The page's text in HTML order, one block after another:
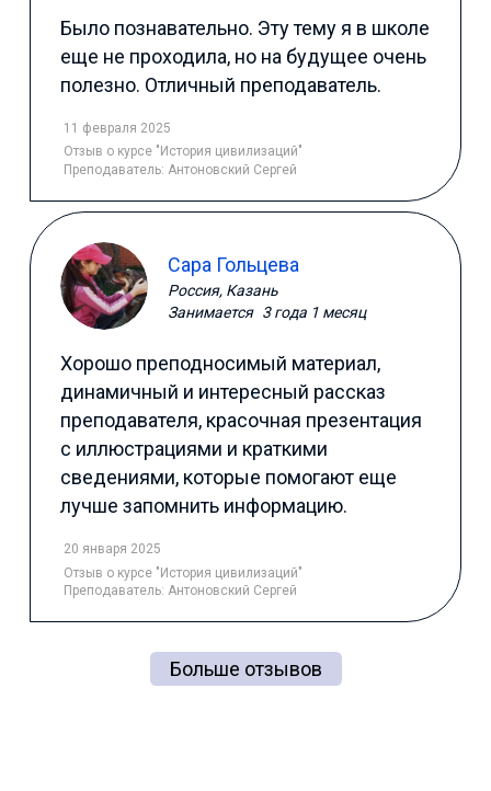
Было познавательно. Эту тему я в школе
еще не проходила, но на будущее очень
полезно. Отличный преподаватель.
11 февраля 2025
Отзыв о курсе "История цивилизаций"
Преподаватель: Антоновский Сергей
Сара Гольцева
Россия, Казань
Занимается 3 года 1 месяц
Хорошо преподносимый материал,
динамичный и интересный рассказ
преподавателя, красочная презентация
с иллюстрациями и краткими
сведениями, которые помогают еще
лучше запомнить информацию.
20 января 2025
Отзыв о курсе "История цивилизаций"
Преподаватель: Антоновский Сергей
Больше отзывов